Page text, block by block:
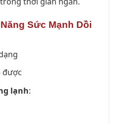
Sức Mạnh Dồi
được
lạnh: